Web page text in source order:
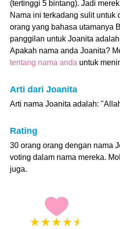
(tertinggi 5 bintang). Jadi
Nama ini terkadang sulit untuk
orang yang bahasa utamanya
panggilan untuk Joanita
Apakah nama anda Joanita?
tentang nama anda untuk
Arti dari Joanita
Arti nama Joanita adalah:
Rating
30 orang orang dengan nama
voting dalam nama mereka.
juga.
★★★★★